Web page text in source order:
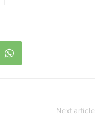
Next article